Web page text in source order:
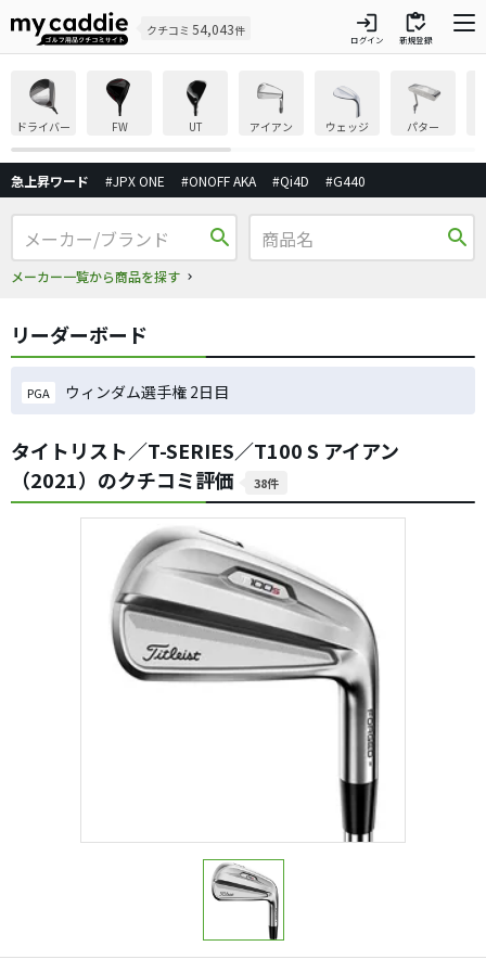
クチコミ 54,043件 login
ログイン
inventory
新規登録
ドライバー FW UT アイアン ウェッジ パター
急上昇ワード #JPX ONE #ONOFF AKA #Qi4D #G440
search
メーカー一覧から商品を探す
search
リーダーボード
PGA ウィンダム選手権 2日目
タイトリスト／T-SERIES／T100 S アイアン
（2021）のクチコミ評価
38件